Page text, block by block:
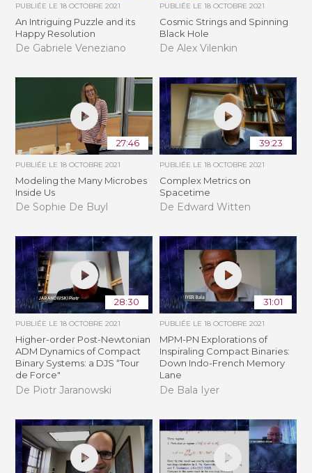
PUBLIÉE LE18 OCTOBRE 2021
An Intriguing Puzzle and its
Happy Resolution
De Gabriele Veneziano
PUBLIÉE LE 18 OCTOBRE 2021
Cosmic Strings and Spinning
Black Hole
De Alex Vilenkin
27:46
PUBLIÉE LE18 OCTOBRE 2021
Modeling the Many Microbes
Inside Us
De Sophie De Buyl
39:23
PUBLIÉE LE 18 OCTOBRE 2021
Complex Metrics on
Spacetime
De Edward Witten
28:30
PUBLIÉE LE18 OCTOBRE 2021
Higher-order Post-Newtonian
ADM Dynamics of Compact
Binary Systems: a DJS “Tour
de Force"
De Piotr Jaranowski
31:01
PUBLIÉE LE 18 OCTOBRE 2021
MPM-PN Explorations of
Inspiraling Compact Binaries:
Down Indo-French Memory
Lane
De Bala Iyer